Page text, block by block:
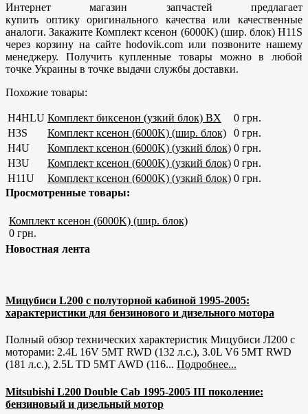
Интернет магазин запчастей предлагает
купить оптику оригинального качества или качественные
аналоги. Закажите Комплект ксенон (6000K) (шир. блок) H11S
через корзину на сайте hodovik.com или позвоните нашему
менеджеру. Получить купленные товары можно в любой
точке Украины в точке выдачи службы доставки.
Похожие товары:
H4HLU Комплект биксенон (узкий блок) BX
0 грн.
H3S
Комплект ксенон (6000K) (шир. блок)
0 грн.
H4U
Комплект ксенон (6000K) (узкий блок) 0 грн.
H3U
Комплект ксенон (6000K) (узкий блок) 0 грн.
H11U
Комплект ксенон (6000K) (узкий блок) 0 грн.
Просмотренные товары:
Комплект ксенон (6000K) (шир. блок)
0 грн.
Новостная лента
Мицубиси L200 с полуторной кабиной 1995-2005:
характеристики для бензинового и дизельного мотора
Полный обзор технических характеристик Мицубиси Л200 с
моторами: 2.4L 16V 5MT RWD (132 л.с.), 3.0L V6 5MT RWD
(181 л.с.), 2.5L TD 5MT AWD (116... Подробнее...
Mitsubishi L200 Double Cab 1995-2005 III поколение:
бензиновый и дизельный мотор